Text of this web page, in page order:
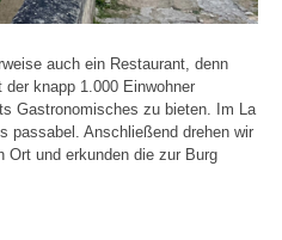
auch ein Restaurant, denn
knapp 1.000 Einwohner
Gastronomisches zu bieten. Im La
passabel. Anschließend drehen wir
Ort und erkunden die zur Burg